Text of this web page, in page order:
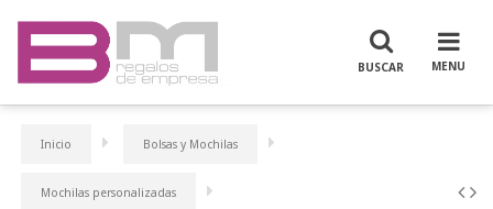
Inicio Bolsas y Mochilas
Mochilas personalizadas